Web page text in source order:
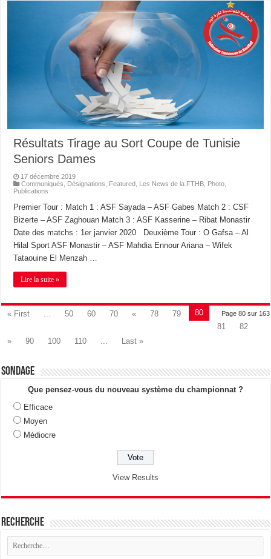
Résultats Tirage au Sort Coupe de Tunisie
Seniors Dames
17 décembre 2019
Communiqués
Désignations Featured Les News de la FTHB Photo
Publications
Premier Tour : Match 1 : ASF Sayada – ASF Gabes Match 2 : CSF
Bizerte – ASF Zaghouan Match 3 : ASF Kasserine – Ribat Monastir
Date des matchs : 1er janvier 2020 Deuxième Tour : O Gafsa – Al
Hilal Sport ASF Monastir – ASF Mahdia Ennour Ariana – Wifek
Tataouine El Menzah …
Lire la suite »
Page 80 sur 163
« First 50 60 70 « 78 79
80
81
82
»
90 100 110 Last »
Sondage
Que pensez-vous du nouveau système du championnat ?
Efficace
Moyen
Médiocre
View Results
Recherche